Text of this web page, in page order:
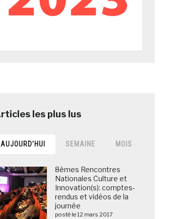
AUJOURD’HUI SEMAINE MOIS
8èmes Rencontres
Nationales Culture et
Innovation(s): comptes-
rendus et vidéos de la
journée
posté le 12 mars 2017